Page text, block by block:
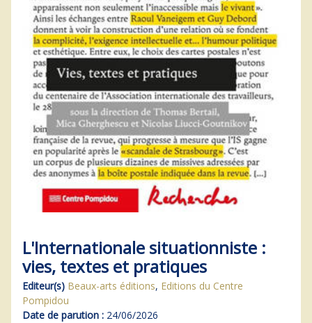
L'Internationale situationniste :
vies, textes et pratiques
Editeur(s) Beaux-arts éditions, Editions du Centre
Pompidou
Date de parution : 24/06/2026